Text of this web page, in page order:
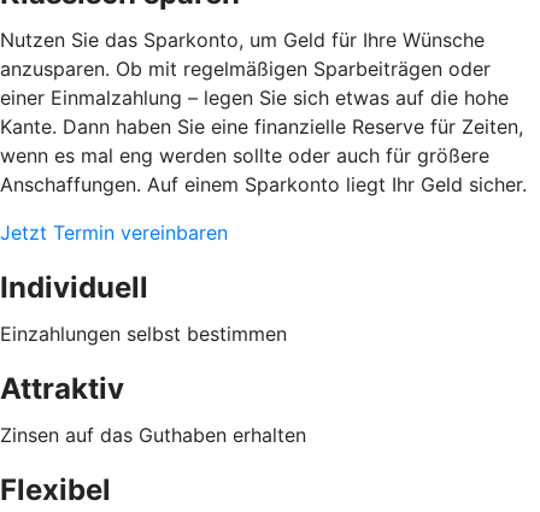
Nutzen Sie das Sparkonto, um Geld für Ihre Wünsche
anzusparen. Ob mit regelmäßigen Sparbeiträgen oder
einer Einmalzahlung – legen Sie sich etwas auf die hohe
Kante. Dann haben Sie eine finanzielle Reserve für Zeiten,
wenn es mal eng werden sollte oder auch für größere
Anschaffungen. Auf einem Sparkonto liegt Ihr Geld sicher.
Jetzt Termin vereinbaren
Individuell
Einzahlungen selbst bestimmen
Attraktiv
Zinsen auf das Guthaben erhalten
Flexibel